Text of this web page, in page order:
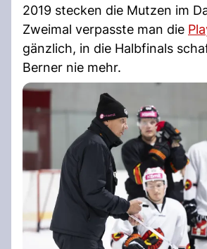
2019 stecken die Mutzen im
Zweimal verpasste man die
gänzlich, in die Halbfinals
Berner nie mehr.